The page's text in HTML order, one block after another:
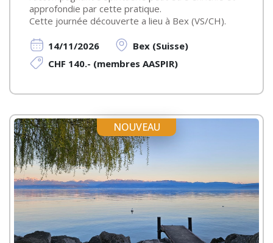
approfondie par cette pratique.
Cette journée découverte a lieu à Bex (VS/CH).
14/11/2026
Bex (Suisse)
CHF 140.- (membres AASPIR)
NOUVEAU